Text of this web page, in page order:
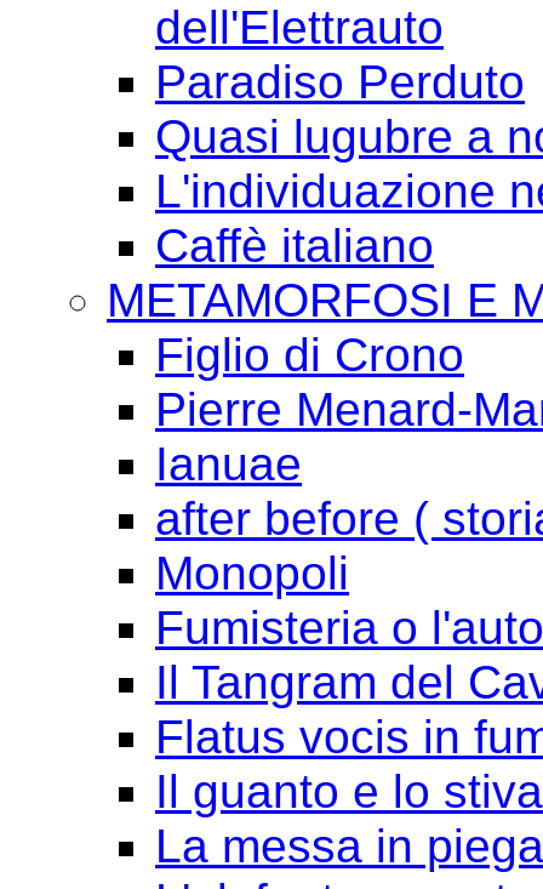
dell'Elettrauto
Paradiso Perduto
Quasi lugubre a
L'individuazione
Caffè italiano
METAMORFOSI E
Figlio di Crono
Pierre Menard-
Ianuae
after before (
Monopoli
Fumisteria o
Il Tangram del
Flatus vocis in
Il guanto e lo
La messa in piega